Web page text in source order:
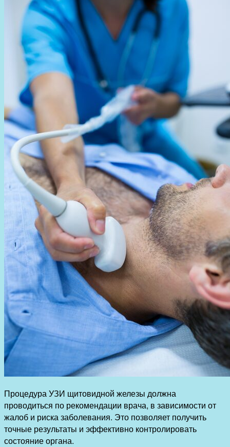
Процедура УЗИ щитовидной железы должна
проводиться по рекомендации врача, в зависимости от
жалоб и риска заболевания. Это позволяет получить
точные результаты и эффективно контролировать
состояние органа.